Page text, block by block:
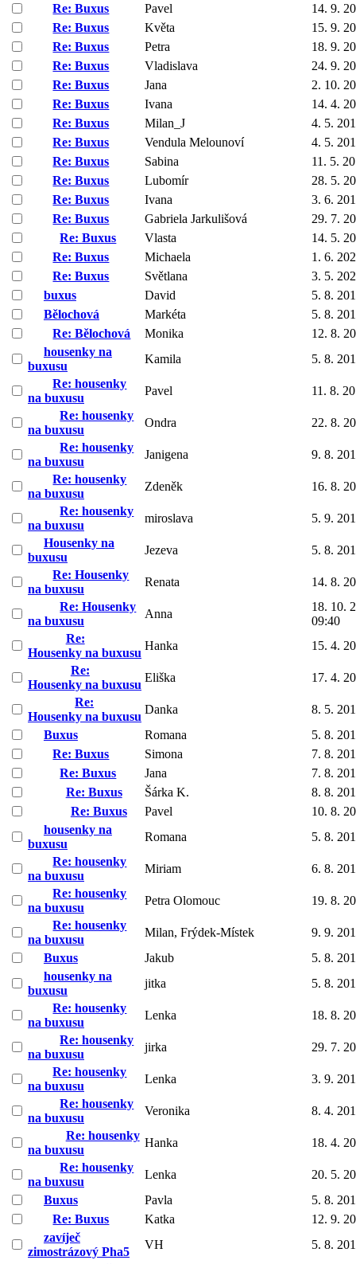
Re: Buxus
Pavel
14. 9.
Re: Buxus
Květa
15. 9.
Re: Buxus
Petra
18. 9.
Re: Buxus
Vladislava
24. 9.
Re: Buxus
Jana
2. 10.
Re: Buxus
Ivana
14. 4.
Re: Buxus
Milan_J
4. 5.
Re: Buxus
Vendula Melounoví
4. 5.
Re: Buxus
Sabina
11. 5.
Re: Buxus
Lubomír
28. 5.
Re: Buxus
Ivana
3. 6.
Re: Buxus
Gabriela Jarkulišová
29. 7.
Re: Buxus
Vlasta
14. 5.
Re: Buxus
Michaela
1. 6.
Re: Buxus
Světlana
3. 5.
buxus
David
5. 8.
Bělochová
Markéta
5. 8.
Re: Bělochová
Monika
12. 8.
housenky na
buxusu
Kamila
5. 8.
Re: housenky
na buxusu
Pavel
11. 8.
Re: housenky
na buxusu
Ondra
22. 8.
Re: housenky
na buxusu
Janigena
9. 8.
Re: housenky
na buxusu
Zdeněk
16. 8.
Re: housenky
na buxusu
miroslava
5. 9.
Housenky na
buxusu
Jezeva
5. 8.
Re: Housenky
na buxusu
Renata
14. 8.
Re: Housenky
na buxusu
Anna
18. 10.
09:40
Re:
Housenky na buxusu
Hanka
15. 4.
Re:
Housenky na buxusu
Eliška
17. 4.
Re:
Housenky na buxusu
Danka
8. 5.
Buxus
Romana
5. 8.
Re: Buxus
Simona
7. 8.
Re: Buxus
Jana
7. 8.
Re: Buxus
Šárka K.
8. 8.
Re: Buxus
Pavel
10. 8.
housenky na
buxusu
Romana
5. 8.
Re: housenky
na buxusu
Miriam
6. 8.
Re: housenky
na buxusu
Petra Olomouc
19. 8.
Re: housenky
na buxusu
Milan, Frýdek-Místek
9. 9.
Buxus
Jakub
5. 8.
housenky na
buxusu
jitka
5. 8.
Re: housenky
na buxusu
Lenka
18. 8.
Re: housenky
na buxusu
jirka
29. 7.
Re: housenky
na buxusu
Lenka
3. 9.
Re: housenky
na buxusu
Veronika
8. 4.
Re: housenky
na buxusu
Hanka
18. 4.
Re: housenky
na buxusu
Lenka
20. 5.
Buxus
Pavla
5. 8.
Re: Buxus
Katka
12. 9.
zavíječ
zimostrázový Pha5
VH
5. 8.